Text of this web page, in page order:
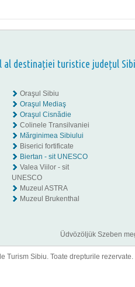
al destinației turistice județul
Oraşul Sibiu
Oraşul Mediaş
Oraşul Cisnădie
Colinele Transilvaniei
Mărginimea Sibiului
Biserici fortificate
Biertan - sit UNESCO
Valea Viilor - sit
UNESCO
Muzeul ASTRA
Muzeul Brukenthal
Üdvözöljük Szeben
Turism Sibiu. Toate drepturile rezervate.